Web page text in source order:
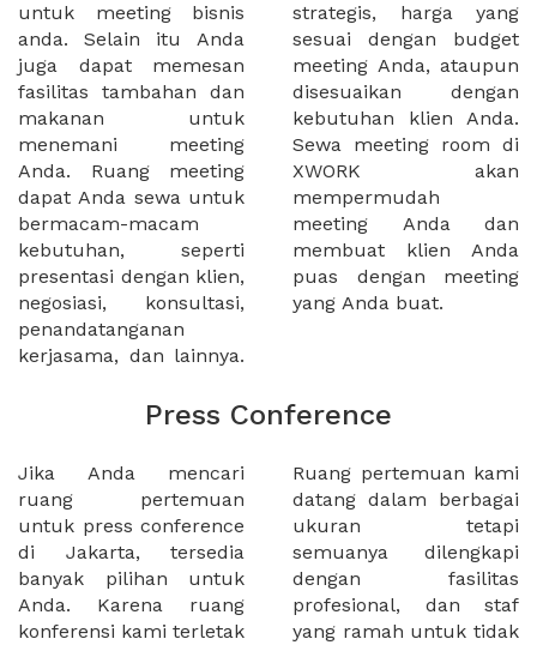
untuk meeting bisnis
anda. Selain itu Anda
juga dapat memesan
fasilitas tambahan dan
makanan untuk
menemani meeting
Anda. Ruang meeting
dapat Anda sewa untuk
bermacam-macam
kebutuhan, seperti
presentasi dengan klien,
negosiasi, konsultasi,
penandatanganan
kerjasama, dan lainnya.
strategis, harga yang
sesuai dengan budget
meeting Anda, ataupun
disesuaikan dengan
kebutuhan klien Anda.
Sewa meeting room di
XWORK akan
mempermudah
meeting Anda dan
membuat klien Anda
puas dengan meeting
yang Anda buat.
Press Conference
Jika Anda mencari
ruang pertemuan
untuk press conference
di Jakarta, tersedia
banyak pilihan untuk
Anda. Karena ruang
konferensi kami terletak
Ruang pertemuan kami
datang dalam berbagai
ukuran tetapi
semuanya dilengkapi
dengan fasilitas
profesional, dan staf
yang ramah untuk tidak